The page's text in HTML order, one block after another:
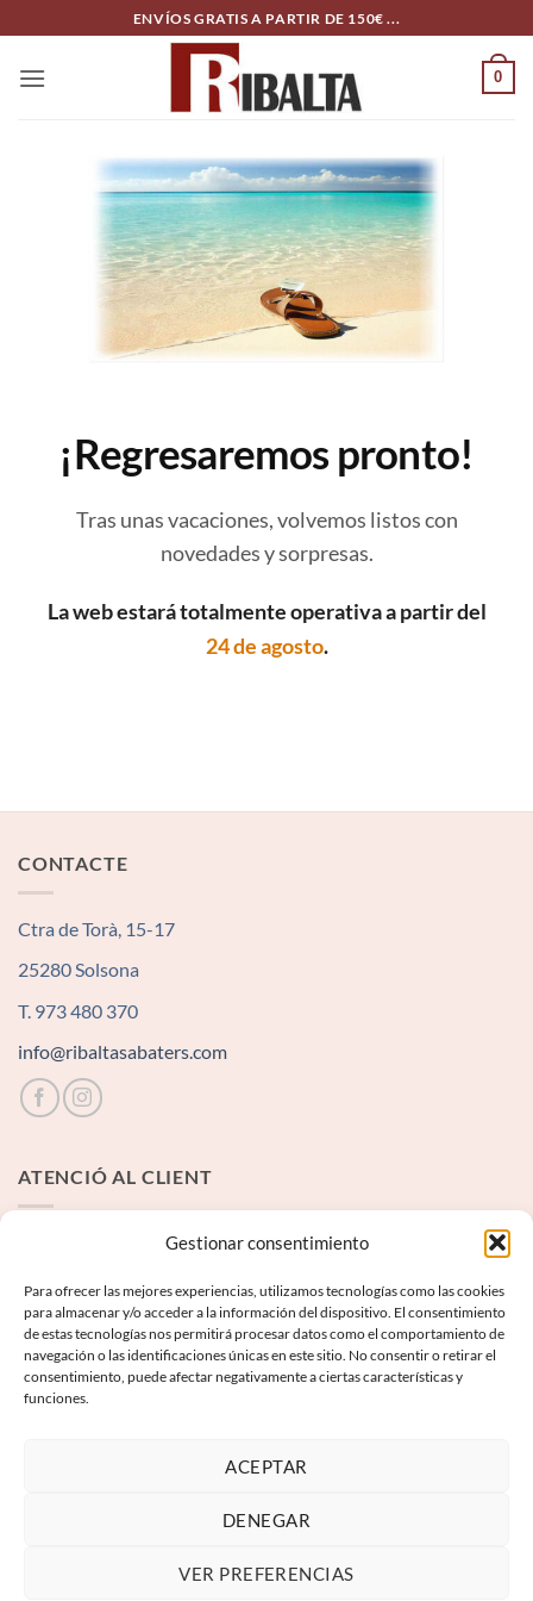
Gestionar consentimiento
Para ofrecer las mejores experiencias, utilizamos tecnologías como las cookies
para almacenar y/o acceder a la información del dispositivo. El consentimiento
de estas tecnologías nos permitirá procesar datos como el comportamiento de
navegación o las identificaciones únicas en este sitio. No consentir o retirar el
consentimiento, puede afectar negativamente a ciertas características y
funciones.
ACEPTAR
DENEGAR
VER PREFERENCIAS
to
content
ENVÍOS GRATIS A PARTIR DE 150€ ...
0
¡Regresaremos pronto!
Tras unas vacaciones, volvemos listos con
novedades y sorpresas.
La web estará totalmente operativa a partir del
24 de agosto.
CONTACTE
Ctra de Torà, 15-17
25280 Solsona
T. 973 480 370
info@ribaltasabaters.com
ATENCIÓ AL CLIENT
INFORMACIÓ LEGAL
Avís Legal